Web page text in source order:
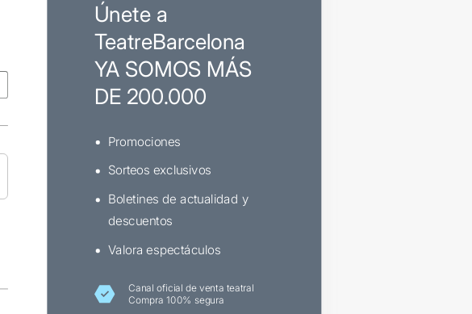
Únete a
TeatreBarcelona
YA SOMOS MÁS
DE 200.000
Promociones
Sorteos exclusivos
Boletines de actualidad y
descuentos
Valora espectáculos
Canal oficial de venta teatral
Compra 100% segura